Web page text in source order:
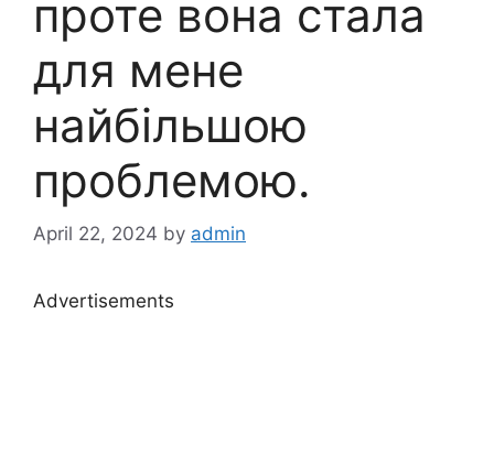
проте вона стала
для мене
найбільшою
проблемою.
April 22, 2024 by admin
Advertisements